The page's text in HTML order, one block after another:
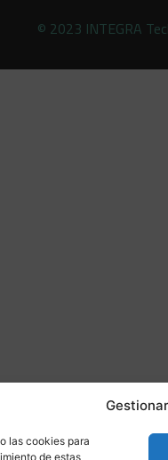
las cookies para
de estas
© 2023 INTEGRA